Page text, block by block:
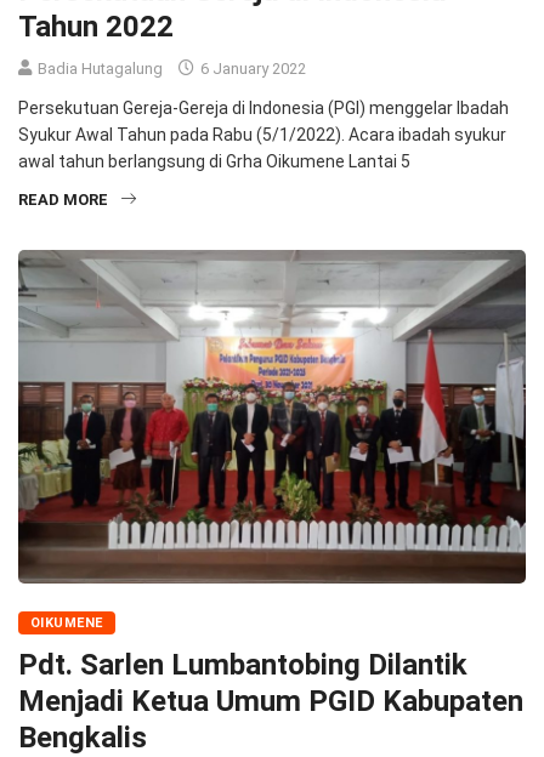
Tahun 2022
Badia Hutagalung 6 January 2022
Persekutuan Gereja-Gereja di Indonesia (PGI) menggelar Ibadah
Syukur Awal Tahun pada Rabu (5/1/2022). Acara ibadah syukur
awal tahun berlangsung di Grha Oikumene Lantai 5
READ MORE
OIKUMENE
Pdt. Sarlen Lumbantobing Dilantik
Menjadi Ketua Umum PGID Kabupaten
Bengkalis